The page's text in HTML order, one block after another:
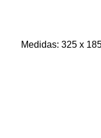
Medidas: 325 x